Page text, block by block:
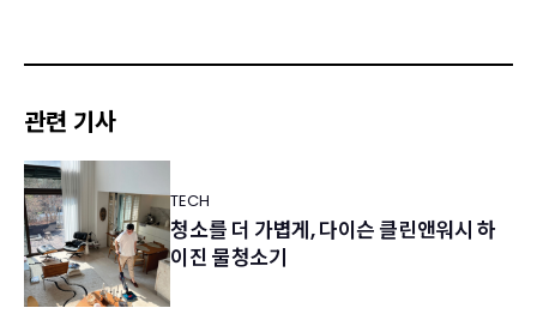
관련 기사
TECH
청소를 더 가볍게, 다이슨 클린앤워시 하
이진 물청소기